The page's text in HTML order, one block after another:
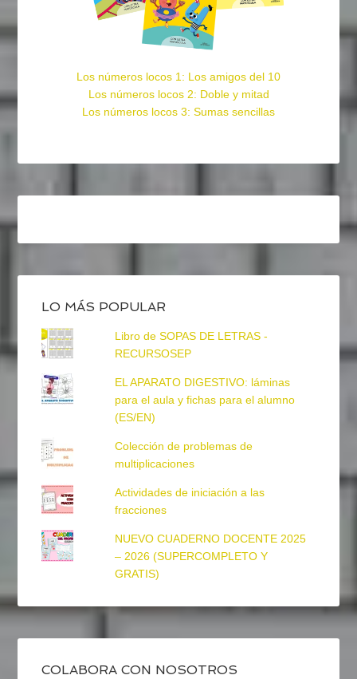
Los números locos 1: Los amigos del 10
Los números locos 2: Doble y mitad
Los números locos 3: Sumas sencillas
LO MÁS POPULAR
Libro de SOPAS DE LETRAS -
RECURSOSEP
EL APARATO DIGESTIVO: láminas
para el aula y fichas para el alumno
(ES/EN)
Colección de problemas de
multiplicaciones
Actividades de iniciación a las
fracciones
NUEVO CUADERNO DOCENTE 2025
– 2026 (SUPERCOMPLETO Y
GRATIS)
COLABORA CON NOSOTROS